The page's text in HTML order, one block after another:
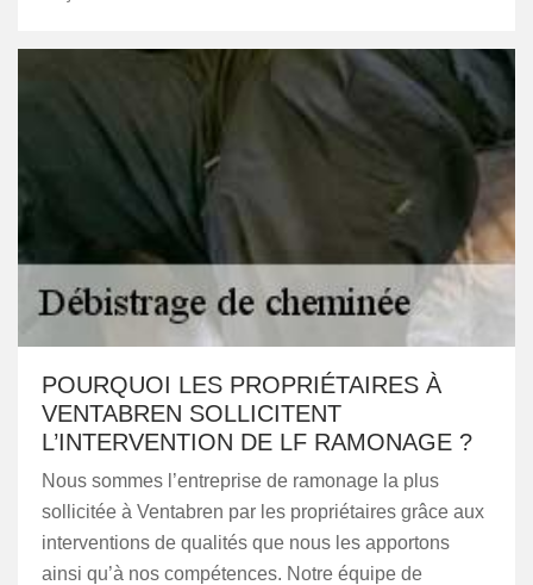
POURQUOI LES PROPRIÉTAIRES À
VENTABREN SOLLICITENT
L’INTERVENTION DE LF RAMONAGE ?
Nous sommes l’entreprise de ramonage la plus
sollicitée à Ventabren par les propriétaires grâce aux
interventions de qualités que nous les apportons
ainsi qu’à nos compétences. Notre équipe de